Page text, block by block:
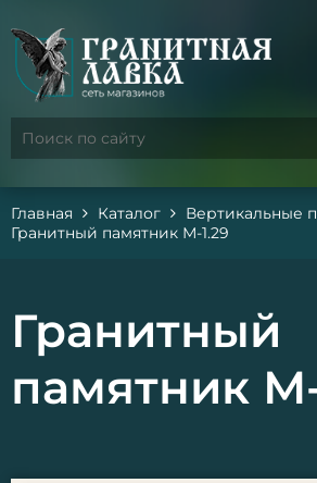
Главная Каталог
Вертикальные
Гранитный памятник М-1.29
Гранитный
памятник М-